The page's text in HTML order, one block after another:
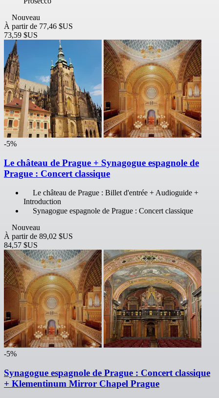
Nouveau
À partir de 77,46 $US
73,59 $US
-5%
Le château de Prague + Synagogue espagnole de
Prague : Concert classique
Le château de Prague : Billet d'entrée + Audioguide +
Introduction
Synagogue espagnole de Prague : Concert classique
Nouveau
À partir de 89,02 $US
84,57 $US
-5%
Synagogue espagnole de Prague : Concert classique
+ Klementinum Mirror Chapel Prague